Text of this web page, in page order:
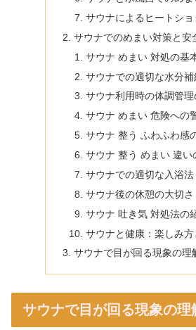
サウナによるヒートショ
サウナでのめまい対策と安
サウナ めまい 対処の基
サウナでの適切な水分
サウナ利用時の体調管理
サウナ めまい 危険への
サウナ 整う ふわふわ感
サウナ 整う めまい 違い
サウナでの適切な入浴法
サウナ後の休憩の大切さ
サウナ 吐き気 対処法の
サウナと健康：楽しみ方
サウナで目が回る現象の理
サウナで目が回る現象の理